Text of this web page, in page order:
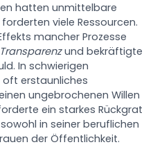
hatten unmittelbare
viele Ressourcen.
mancher Prozesse
Transparenzund bekräftigte
In schwierigen
oft erstaunliches
ungebrochenen Willen
ein starkes Rückgrat
in seiner beruflichen
der Öffentlichkeit.